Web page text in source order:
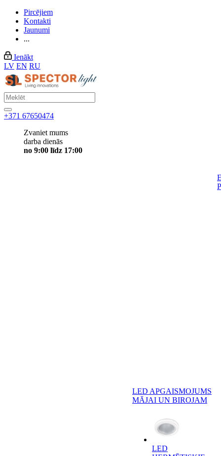
Pircējiem
Kontakti
Jaunumi
...
Ienākt
LV EN RU
+371 67650474
Zvaniet mums
darba dienās
no 9:00 līdz 17:00
LED APGAISMOJUMS
MĀJAI UN BIROJAM
LED